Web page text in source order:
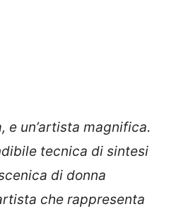
e un’artista magnifica.
tecnica di sintesi
di donna
che rappresenta